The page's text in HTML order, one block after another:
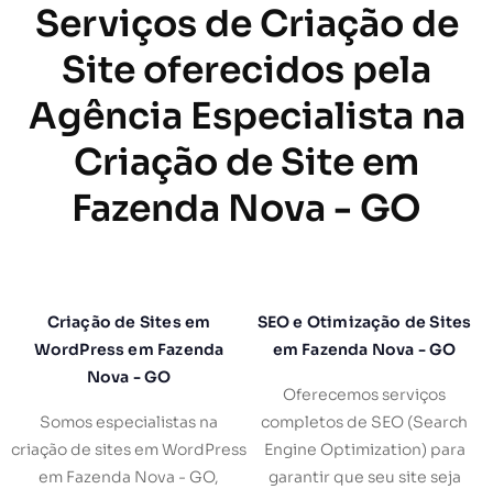
Serviços de Criação de
Site oferecidos pela
Agência Especialista na
Criação de Site em
Fazenda Nova - GO
Criação de Sites em
WordPress em Fazenda
Nova - GO
Somos especialistas na
criação de sites em WordPress
em Fazenda Nova - GO,
SEO e Otimização de Sites
em Fazenda Nova - GO
Oferecemos serviços
completos de SEO (Search
Engine Optimization) para
garantir que seu site seja